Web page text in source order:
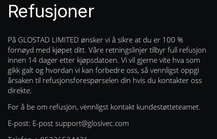
Refusjoner
På GLOSTAD LIMITED ønsker vi å sikre at du er 100 %
fornøyd med kjøpet ditt. Våre retningslinjer tilbyr full refusjon
innen 14 dager etter kjøpsdatoen. Vi vil gjerne vite hva som
gikk galt og hvordan vi kan forbedre oss, så vennligst oppgi
årsaken til refusjonsforespørselen din hvis du kontakter oss
direkte.
For å be om refusjon, vennligst kontakt kundestøtteteamet.
E-post: E-post support@glosivec.com